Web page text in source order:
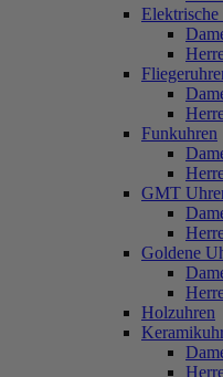
Elektrische
Funkuhren
GMT
Goldene
Holzuhren